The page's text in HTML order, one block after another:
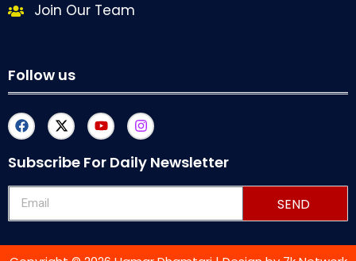
Join Our Team
Follow us
Subscribe For Daily Newsletter
SEND